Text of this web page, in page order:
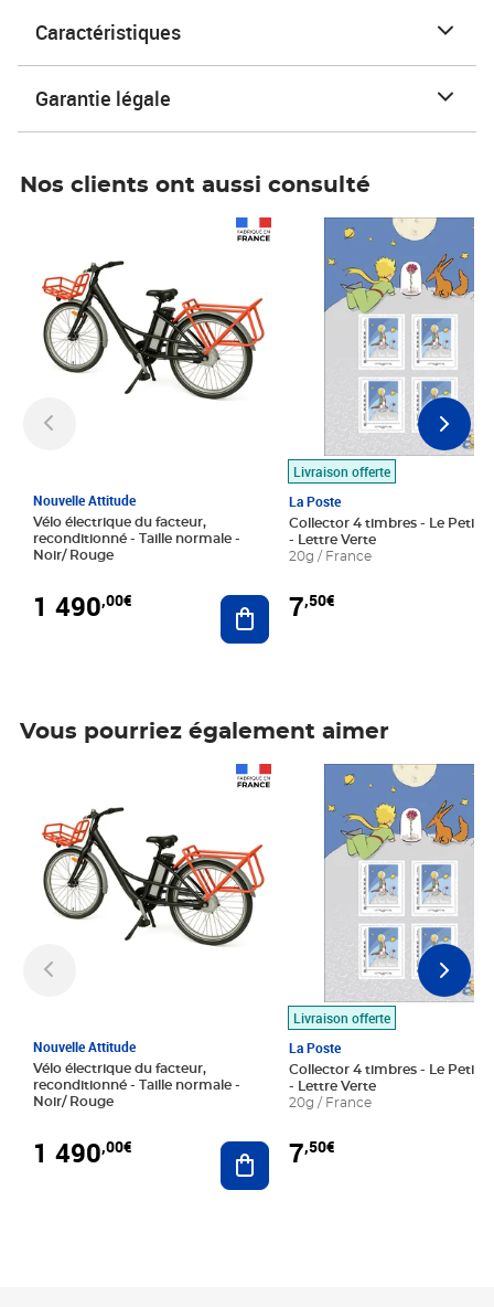
Caractéristiques
Garantie légale
Nos clients ont aussi consulté
Nouvelle Attitude
Vélo électrique du facteur,
reconditionné - Taille normale -
Noir/ Rouge
1 490,00€ Ajouter au panier
Livraison offerte
La Poste
Collector 4 timbres - Le Petit
- Lettre Verte
20g / France
7,50€
Prix 7,50€
Vous pourriez également aimer
Nouvelle Attitude
Vélo électrique du facteur,
reconditionné - Taille normale -
Noir/ Rouge
1 490,00€ Ajouter au panier
Livraison offerte
La Poste
Collector 4 timbres - Le Petit
- Lettre Verte
20g / France
7,50€
Prix 7,50€